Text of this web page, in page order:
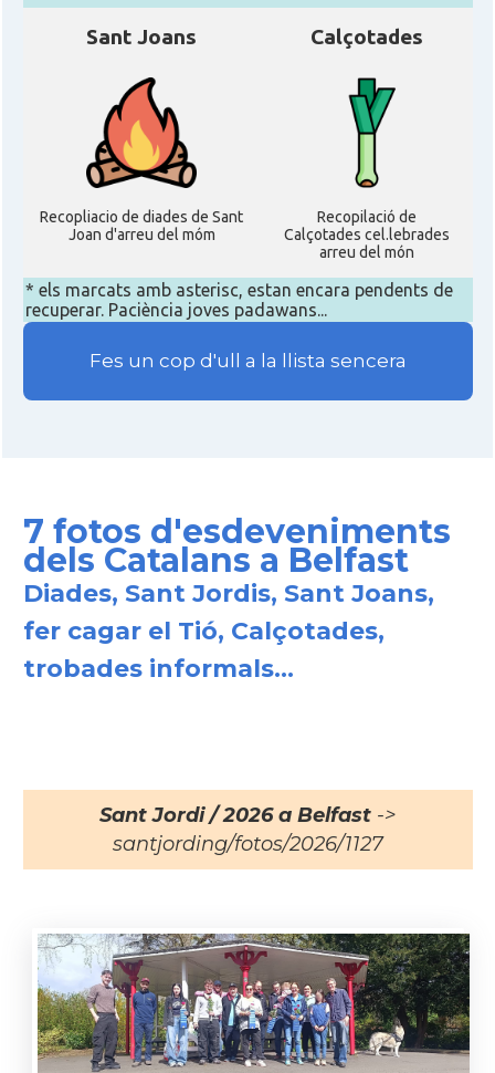
Sant Joans
Recopliacio de diades de Sant
Joan d'arreu del móm
Calçotades
Recopilació de
Calçotades cel.lebrades
arreu del món
* els marcats amb asterisc, estan encara pendents de
recuperar. Paciència joves padawans...
Fes un cop d'ull a la llista sencera
7 fotos d'esdeveniments
dels Catalans a Belfast
Diades, Sant Jordis, Sant Joans,
fer cagar el Tió, Calçotades,
trobades informals...
Sant Jordi / 2026 a Belfast ->
santjording/fotos/2026/1127